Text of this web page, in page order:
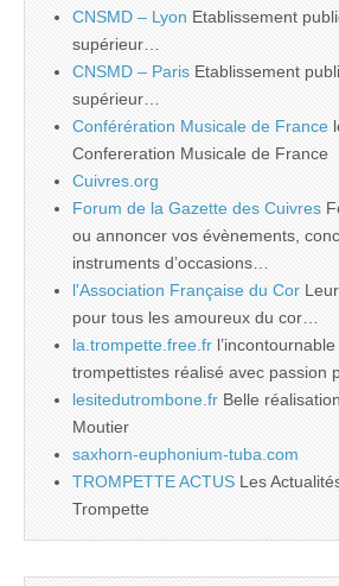
CNSMD – Lyon Etablissement
supérieur…
CNSMD – Paris Etablissement
supérieur…
Conférération Musicale de France
Confereration Musicale de France
Cuivres.org
Forum de la Gazette des Cuivres
ou annoncer vos évènements,
instruments d’occasions…
l'Association Française du Cor
pour tous les amoureux du cor…
la.trompette.free.fr
trompettistes réalisé avec passion
lesitedutrombone.fr Belle
Moutier
saxhorn-euphonium-tuba.com
TROMPETTE ACTUS Les
Trompette